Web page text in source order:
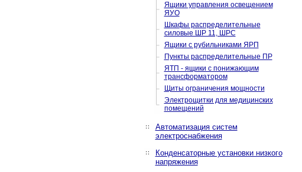
Ящики управления освещением
ЯУО
Шкафы распределительные
силовые ШР 11, ШРС
Ящики с рубильниками ЯРП
Пункты распределительные ПР
ЯТП - ящики с понижающим
трансформатором
Щиты ограничения мощности
Электрощитки для медицинских
помещений
Автоматизация систем
электроснабжения
Конденсаторные установки низкого
напряжения